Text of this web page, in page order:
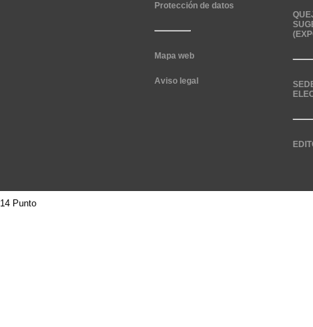
Protección de datos
Mapa web
Aviso legal
14 Punto